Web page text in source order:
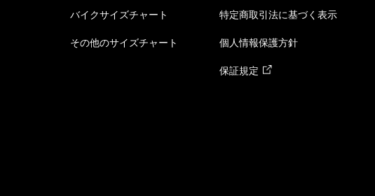
バイクサイズチャート
その他のサイズチャート
特定商取引法に基づく表示
個人情報保護方針
保証規定